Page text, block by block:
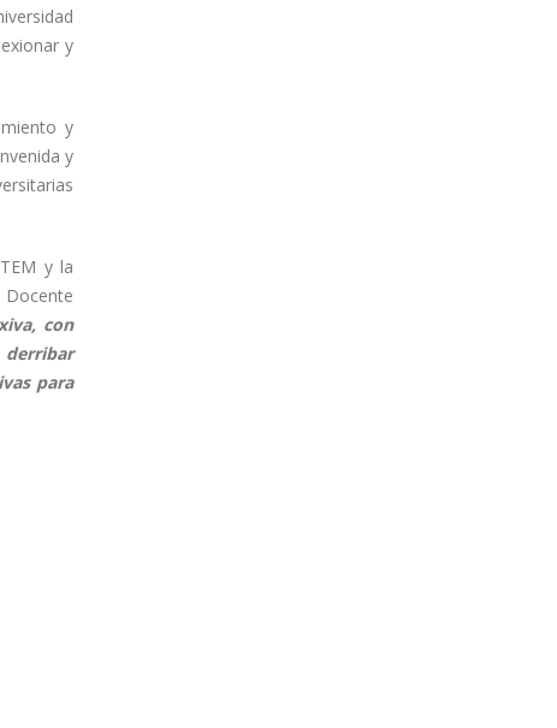
y
y
y
y la
Docente
con
para